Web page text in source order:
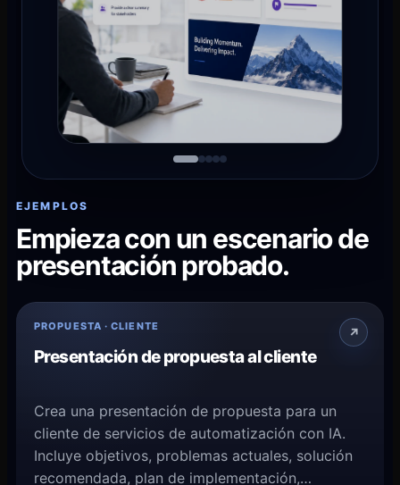
EJEMPLOS
Empieza con un escenario de
presentación probado.
PROPUESTA · CLIENTE
Presentación de propuesta al cliente
Crea una presentación de propuesta para un
cliente de servicios de automatización con IA.
Incluye objetivos, problemas actuales, solución
recomendada, plan de implementación,